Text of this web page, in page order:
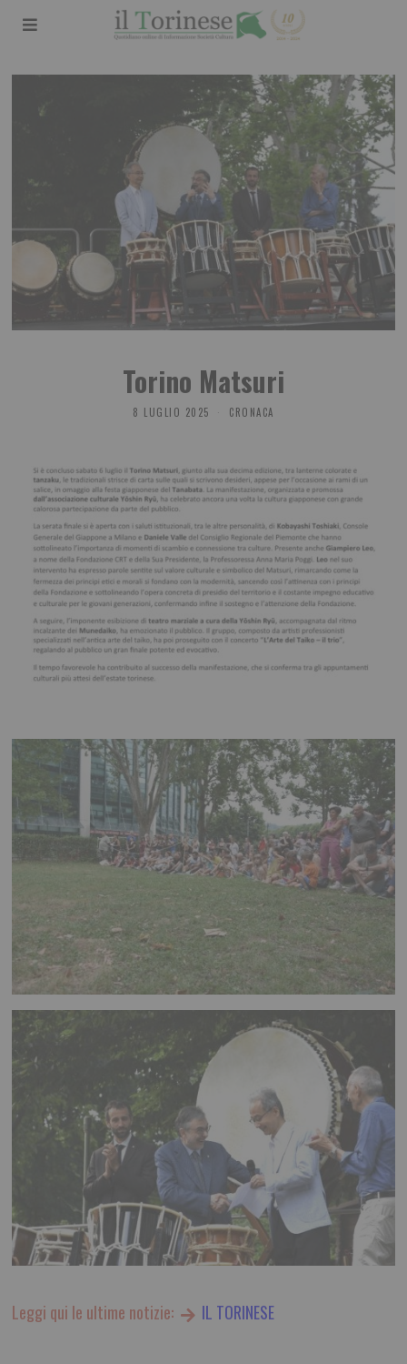
Torino Matsuri
8 LUGLIO 2025 CRONACA
Leggi qui le ultime notizie: IL TORINESE